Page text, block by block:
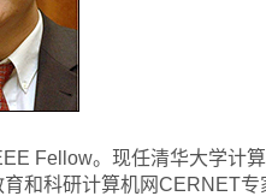
Fellow。现任清华大学计
和科研计算机网CERNET专